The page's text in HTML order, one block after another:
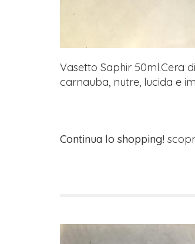
Vasetto Saphir 50ml.Cera
carnauba, nutre, lucida e
Continua lo shopping!